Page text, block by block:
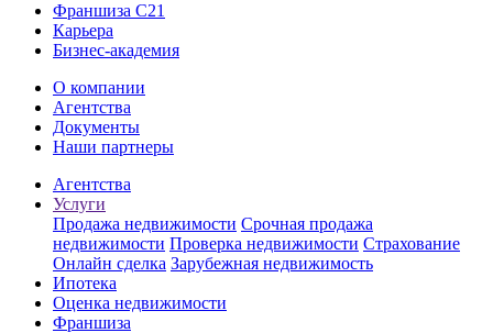
Франшиза C21
Карьера
Бизнес-академия
О компании
Агентства
Документы
Наши партнеры
Агентства
Услуги
Продажа недвижимости Срочная продажа
недвижимости Проверка недвижимости Страхование
Онлайн сделка Зарубежная недвижимость
Ипотека
Оценка недвижимости
Франшиза